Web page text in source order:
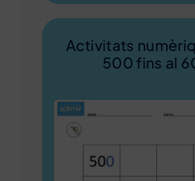
Activitats
500 fins al